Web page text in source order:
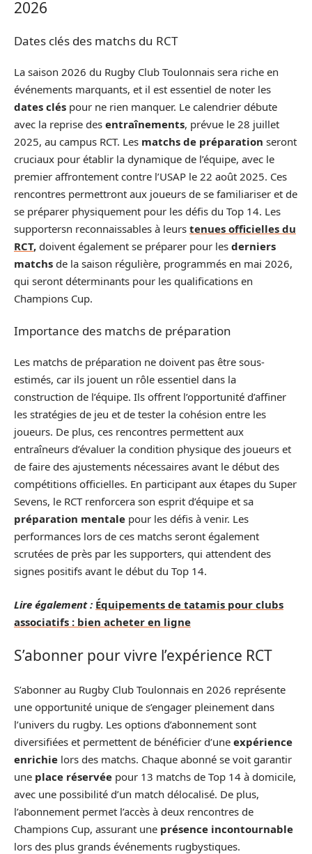
2026
Dates clés des matchs du RCT
La saison 2026 du Rugby Club Toulonnais sera riche en
événements marquants, et il est essentiel de noter les
dates clés pour ne rien manquer. Le calendrier débute
avec la reprise des entraînements, prévue le 28 juillet
2025, au campus RCT. Les matchs de préparation seront
cruciaux pour établir la dynamique de l’équipe, avec le
premier affrontement contre l’USAP le 22 août 2025. Ces
rencontres permettront aux joueurs de se familiariser et de
se préparer physiquement pour les défis du Top 14. Les
supportersn reconnaissables à leurs tenues officielles du
RCT, doivent également se préparer pour les derniers
matchs de la saison régulière, programmés en mai 2026,
qui seront déterminants pour les qualifications en
Champions Cup.
Importance des matchs de préparation
Les matchs de préparation ne doivent pas être sous-
estimés, car ils jouent un rôle essentiel dans la
construction de l’équipe. Ils offrent l’opportunité d’affiner
les stratégies de jeu et de tester la cohésion entre les
joueurs. De plus, ces rencontres permettent aux
entraîneurs d’évaluer la condition physique des joueurs et
de faire des ajustements nécessaires avant le début des
compétitions officielles. En participant aux étapes du Super
Sevens, le RCT renforcera son esprit d’équipe et sa
préparation mentale pour les défis à venir. Les
performances lors de ces matchs seront également
scrutées de près par les supporters, qui attendent des
signes positifs avant le début du Top 14.
Lire également : Équipements de tatamis pour clubs
associatifs : bien acheter en ligne
S’abonner pour vivre l’expérience RCT
S’abonner au Rugby Club Toulonnais en 2026 représente
une opportunité unique de s’engager pleinement dans
l’univers du rugby. Les options d’abonnement sont
diversifiées et permettent de bénéficier d’une expérience
enrichie lors des matchs. Chaque abonné se voit garantir
une place réservée pour 13 matchs de Top 14 à domicile,
avec une possibilité d’un match délocalisé. De plus,
l’abonnement permet l’accès à deux rencontres de
Champions Cup, assurant une présence incontournable
lors des plus grands événements rugbystiques.